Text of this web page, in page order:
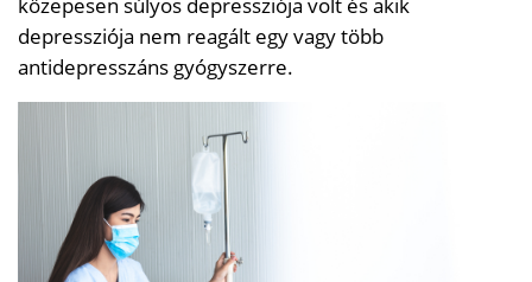
depressziója nem reagált egy vagy több
antidepresszáns gyógyszerre.